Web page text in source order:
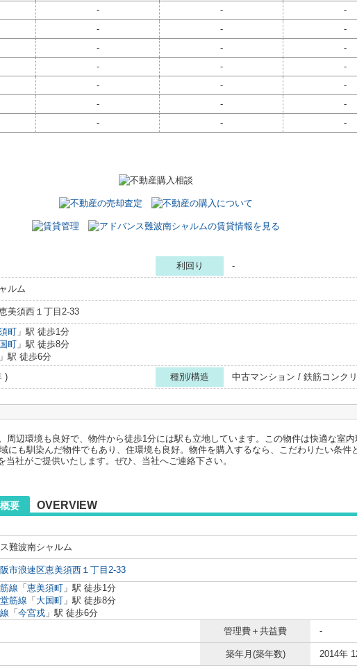
- -
-
- -
-
- -
-
- -
-
- -
-
- -
-
- - -
利回り -
ルム
美須西１丁目2-33
町 」駅 徒歩1分
町 」駅 徒歩8分
」駅 徒歩6分
) 種別/構造 中古マンション / 鉄筋コンク
周辺環境も良好で、物件から徒歩1分には駅も立地しています。この物件は快適な室
にも馴染んだ物件でもあり、住環境も良好。物件を購入するなら、こだわりたい条件
社がご提供いたします。ぜひ、当社へご連絡下さい。
要 OVERVIEW
難波南シャルム
市浪速区恵美須西１丁目2-33
線 「 恵美須町 」駅 徒歩1分
筋線 「 大国町 」駅 徒歩8分
「 今宮戎 」駅 徒歩6分
管理費＋共益費 -
築年月(築年数) 2014年